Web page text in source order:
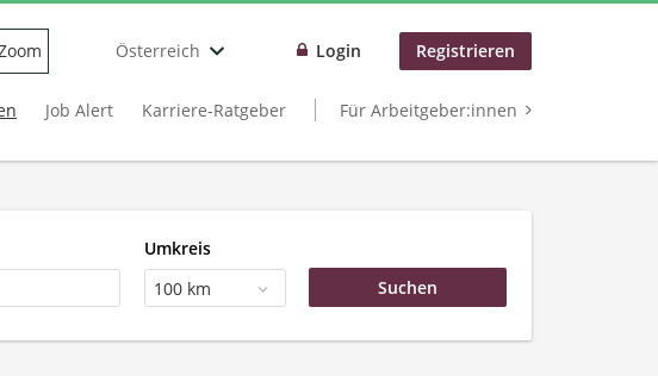
Österreich Login Registrieren
Job Alert Karriere-Ratgeber Für Arbeitgeber:innen
Umkreis
100 km